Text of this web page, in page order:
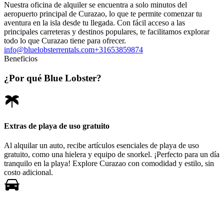
Nuestra oficina de alquiler se encuentra a solo minutos del
aeropuerto principal de Curazao, lo que te permite comenzar tu
aventura en la isla desde tu llegada. Con fácil acceso a las
principales carreteras y destinos populares, te facilitamos explorar
todo lo que Curazao tiene para ofrecer.
info@bluelobsterrentals.com+31653859874
Beneficios
¿Por qué Blue Lobster?
Extras de playa de uso gratuito
Al alquilar un auto, recibe artículos esenciales de playa de uso
gratuito, como una hielera y equipo de snorkel. ¡Perfecto para un día
tranquilo en la playa! Explore Curazao con comodidad y estilo, sin
costo adicional.